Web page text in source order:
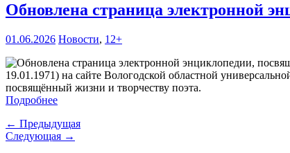
Обновлена страница электронной
01.06.2026 Новости, 12+
19.01.1971) на сайте Вологодской областной
посвящённый жизни и творчеству поэта.
Подробнее
← Предыдущая
Следующая →